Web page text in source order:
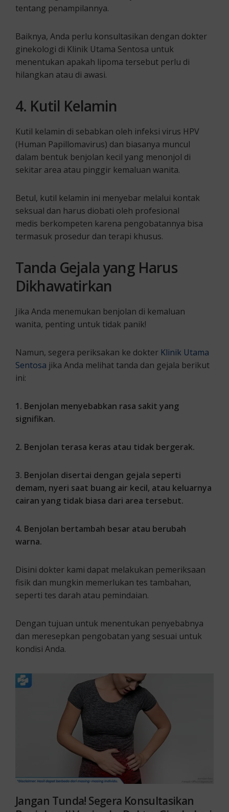
tentang penampilannya.
Baiknya, Anda perlu konsultasikan dengan dokter
ginekologi di Klinik Utama Sentosa untuk
menentukan apakah lipoma tersebut perlu di
hilangkan atau di awasi.
4. Kutil Kelamin
Kutil kelamin di sebabkan oleh infeksi virus HPV
(Human Papillomavirus) dan biasanya muncul
dalam bentuk benjolan kecil yang menonjol di
sekitar area atau pinggir kemaluan wanita.
Betul, kutil kelamin ini menyebar melalui kontak
seksual dan harus diobati oleh profesional
medis berkompeten karena pengobatannya bisa
termasuk prosedur dan terapi khusus.
Tanda Gejala yang Harus
Dikhawatirkan
Jika Anda menemukan benjolan di kemaluan
wanita, penting untuk tidak panik!
Namun, segera periksakan ke dokter Klinik Utama
Sentosa jika Anda melihat tanda dan gejala berikut
ini:
1. Benjolan menyebabkan rasa sakit yang
signifikan.
2. Benjolan terasa keras atau tidak bergerak.
3. Benjolan disertai dengan gejala seperti
demam, nyeri saat buang air kecil, atau keluarnya
cairan yang tidak biasa dari area tersebut.
4. Benjolan bertambah besar atau berubah
warna.
Disini dokter kami dapat melakukan pemeriksaan
fisik dan mungkin memerlukan tes tambahan,
seperti tes darah atau pemindaian.
Dengan tujuan untuk menentukan penyebabnya
dan meresepkan pengobatan yang sesuai untuk
kondisi Anda.
Jangan Tunda! Segera Konsultasikan